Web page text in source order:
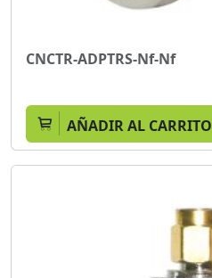
CNCTR-ADPTRS-Nf-Nf
AÑADIR AL CARRITO